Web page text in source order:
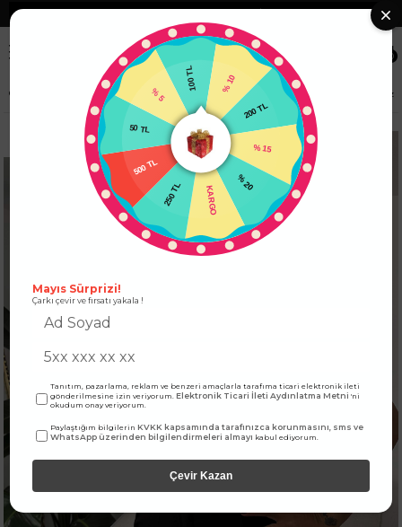
❯
0
ÜST GİYİM KADIN BLUZ MODELLERİ Gül Detaylı Bodysuit Beyaz
100 TL
% 10
200 TL
% 15
% 20
KARGO
250 TL
500 TL
50 TL
% 5
Mayıs Sürprizi!
Çarkı çevir ve fırsatı yakala !
Tanıtım, pazarlama, reklam ve benzeri amaçlarla tarafıma ticari elektronik ileti
gönderilmesine izin veriyorum.Elektronik Ticari İleti Aydınlatma Metni 'ni
okudum onay veriyorum.
Paylaştığım bilgilerinKVKK kapsamında tarafınızca korunmasını, sms ve
WhatsApp üzerinden bilgilendirmeleri almayı kabul ediyorum.
Çevir Kazan